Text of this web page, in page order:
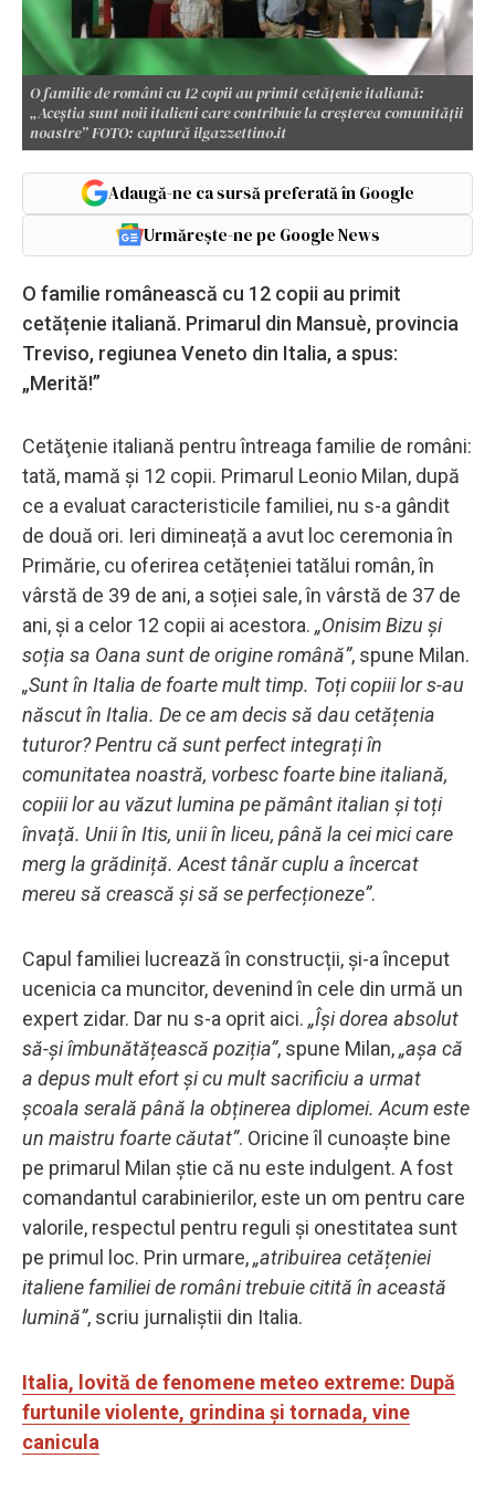
O familie de români cu 12 copii au primit cetățenie italiană:
„Aceștia sunt noii italieni care contribuie la creșterea comunității
noastre” FOTO: captură ilgazzettino.it
Adaugă-ne ca sursă preferată în Google
Urmărește-ne pe Google News
O familie românească cu 12 copii au primit
cetățenie italiană. Primarul din Mansuè, provincia
Treviso, regiunea Veneto din Italia, a spus:
„Merită!”
Cetăţenie italiană pentru întreaga familie de români:
tată, mamă şi 12 copii. Primarul Leonio Milan, după
ce a evaluat caracteristicile familiei, nu s-a gândit
de două ori. Ieri dimineață a avut loc ceremonia în
Primărie, cu oferirea cetățeniei tatălui român, în
vârstă de 39 de ani, a soției sale, în vârstă de 37 de
ani, și a celor 12 copii ai acestora. „Onisim Bizu și
soția sa Oana sunt de origine română”, spune Milan.
„Sunt în Italia de foarte mult timp. Toți copiii lor s-au
născut în Italia. De ce am decis să dau cetățenia
tuturor? Pentru că sunt perfect integrați în
comunitatea noastră, vorbesc foarte bine italiană,
copiii lor au văzut lumina pe pământ italian și toți
învață. Unii în Itis, unii în liceu, până la cei mici care
merg la grădiniță. Acest tânăr cuplu a încercat
mereu să crească și să se perfecționeze”.
Capul familiei lucrează în construcții, și-a început
ucenicia ca muncitor, devenind în cele din urmă un
expert zidar. Dar nu s-a oprit aici. „Își dorea absolut
să-și îmbunătățească poziția”, spune Milan,„așa că
a depus mult efort și cu mult sacrificiu a urmat
școala serală până la obținerea diplomei. Acum este
un maistru foarte căutat”. Oricine îl cunoaște bine
pe primarul Milan știe că nu este indulgent. A fost
comandantul carabinierilor, este un om pentru care
valorile, respectul pentru reguli și onestitatea sunt
pe primul loc. Prin urmare,„atribuirea cetățeniei
italiene familiei de români trebuie citită în această
lumină”, scriu jurnaliștii din Italia.
Italia, lovită de fenomene meteo extreme: După
furtunile violente, grindina și tornada, vine
canicula